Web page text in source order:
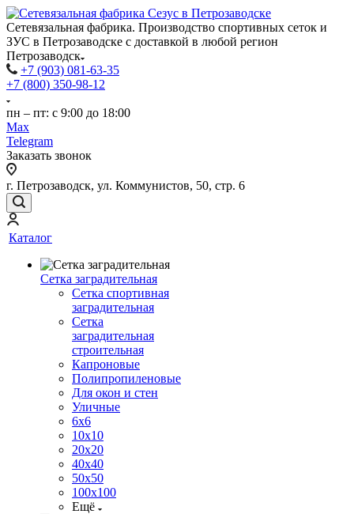
Сетевязальная фабрика. Производство спортивных сеток и
ЗУС в Петрозаводске с доставкой в любой регион
Петрозаводск
+7 (903) 081-63-35
+7 (800) 350-98-12
пн – пт: с 9:00 до 18:00
Max
Telegram
Заказать звонок
г. Петрозаводск, ул. Коммунистов, 50, стр. 6
Каталог
Сетка заградительная
Сетка спортивная
заградительная
Сетка
заградительная
строительная
Капроновые
Полипропиленовые
Для окон и стен
Уличные
6х6
10х10
20х20
40х40
50х50
100х100
Ещё